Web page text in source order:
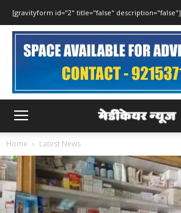
[gravityform id="2" title="false" description="false"]
Home Latest News